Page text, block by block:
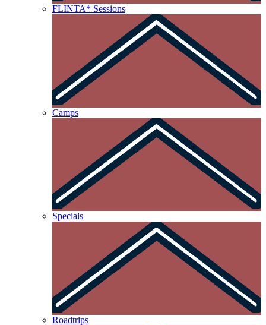
FLINTA* Sessions
Camps
Specials
Roadtrips